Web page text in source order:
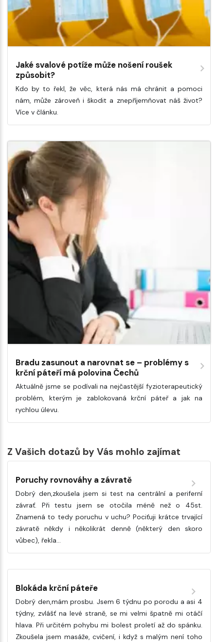
Jaké svalové potíže může nošení roušek
způsobit?
Kdo by to řekl, že věc, která nás má chránit a pomoci
nám, může zároveň i škodit a znepříjemňovat náš život?
Více v článku.
Bradu zasunout a narovnat se – problémy s
krční páteří má polovina Čechů
Aktuálně jsme se podívali na nejčastější fyzioterapeutický
problém, kterým je zablokovaná krční páteř a jak na
rychlou úlevu.
Z Vašich dotazů by Vás mohlo zajímat
Poruchy rovnováhy a závratě
Dobrý den,zkoušela jsem si test na centrální a periferní
závrať. Při testu jsem se otočila méně než o 45st.
Znamená to tedy poruchu v uchu? Pociťuji krátce trvající
závratě někdy i několikrát denně (některý den skoro
vůbec), řekla…
Blokáda krční páteře
Dobrý den,mám prosbu. Jsem 6 týdnu po porodu a asi 4
týdny, zvlášť na levé straně, se mi velmi špatně mi otáčí
hlava. Při určitém pohybu mi bolest proletí až do spánku.
Zkoušela jsem masáže, cvičení, i když s malým není toho